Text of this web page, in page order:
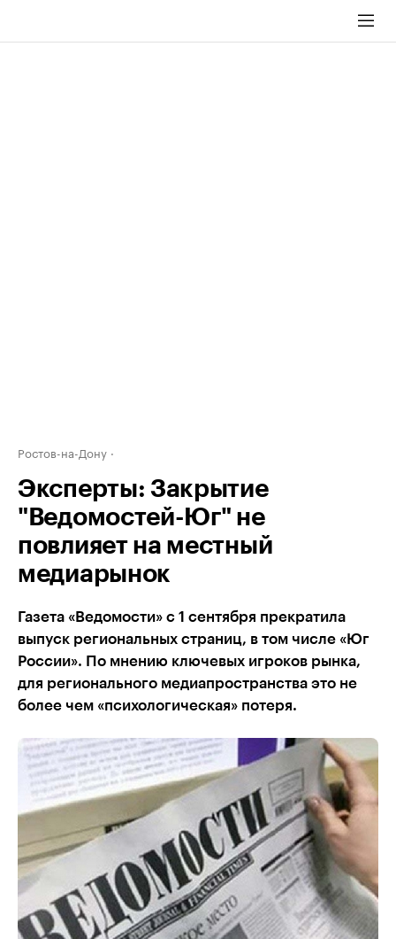
Ростов-на-Дону
Эксперты: Закрытие
"Ведомостей-Юг" не
повлияет на местный
медиарынок
Газета «Ведомости» с 1 сентября прекратила
выпуск региональных страниц, в том числе «Юг
России». По мнению ключевых игроков рынка,
для регионального медиапространства это не
более чем «психологическая» потеря.